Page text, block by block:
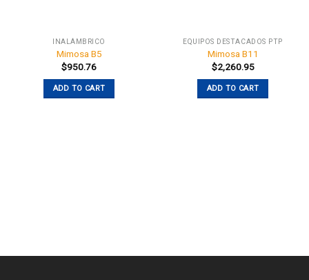
INALÁMBRICO
Mimosa B5
$950.76
ADD TO CART
EQUIPOS DESTACADOS PTP
Mimosa B11
$2,260.95
ADD TO CART